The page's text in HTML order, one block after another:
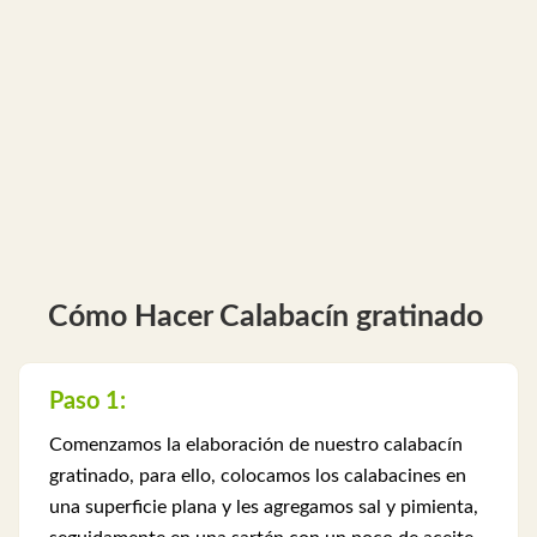
Cómo Hacer Calabacín gratinado
Paso 1:
Comenzamos la elaboración de nuestro calabacín
gratinado, para ello, colocamos los calabacines en
una superficie plana y les agregamos sal y pimienta,